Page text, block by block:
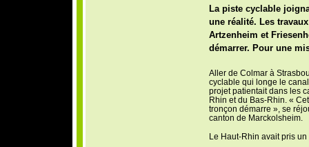
La piste cyclable
une réalité. Les
Artzenheim et
démarrer. Pour une
Aller de Colmar à
cyclable qui longe le
projet patientait dans les
Rhin et du Bas-Rhin. «
tronçon démarre », se
canton de Marckolsheim.
Le Haut-Rhin avait pris